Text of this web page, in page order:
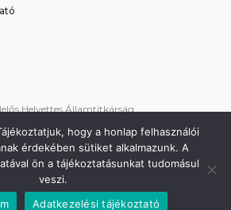
Helyettes Államtitkárság
technikai támogatás:
- Agrárminisztérium 2021.
hogy a honlap felhasználói
érdekében sütiket alkalmazunk. A
ön a tájékoztatásunkat tudomásul
veszi.
Adatkezelési tájékoztató